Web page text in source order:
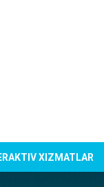
XIZMATLAR